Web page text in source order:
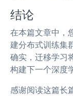
结论
在本篇文章中，
建分布式训练集
确实，迁移学习
构建下一个深度
感谢阅读这篇长